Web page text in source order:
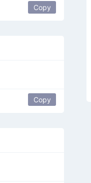
Copy
Copy